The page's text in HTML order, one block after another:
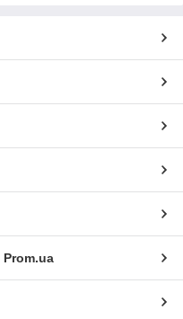
Prom.ua